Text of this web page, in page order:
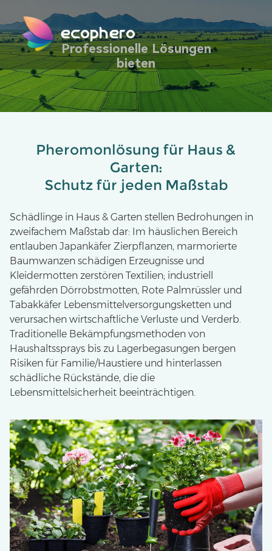
ecophero
Professionelle Lösungen
bieten
Pheromonlösung für Haus &
Garten:
Schutz für jeden Maßstab
Schädlinge in Haus & Garten stellen Bedrohungen in
zweifachem Maßstab dar: Im häuslichen Bereich
entlauben Japankäfer Zierpflanzen, marmorierte
Baumwanzen schädigen Erzeugnisse und
Kleidermotten zerstören Textilien; industriell
gefährden Dörrobstmotten, Rote Palmrüssler und
Tabakkäfer Lebensmittelversorgungsketten und
verursachen wirtschaftliche Verluste und Verderb.
Traditionelle Bekämpfungsmethoden von
Haushaltssprays bis zu Lagerbegasungen bergen
Risiken für Familie/Haustiere und hinterlassen
schädliche Rückstände, die die
Lebensmittelsicherheit beeinträchtigen.